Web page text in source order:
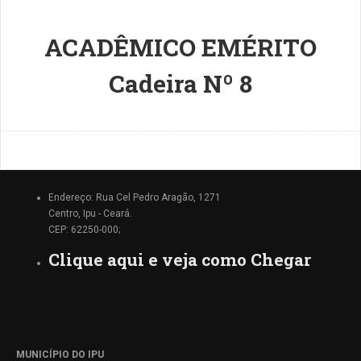
ACADÊMICO EMÉRITO
Cadeira Nº 8
Endereço: Rua Cel Pedro Aragão, 1271
Centro, Ipu - Ceará.
CEP: 62250-000;
Clique aqui e veja como Chegar
MUNICÍPIO DO IPU